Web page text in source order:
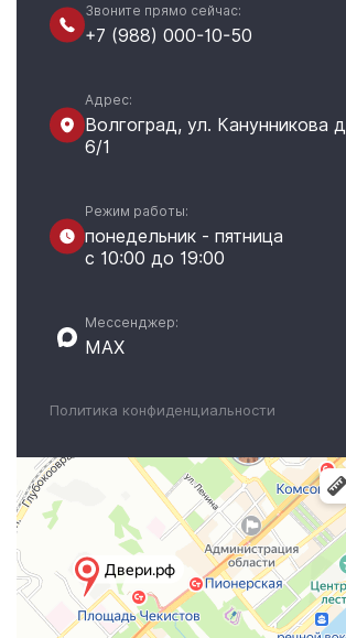
Звоните прямо сейчас:
+7 (988) 000-10-50
Адрес:
Волгоград, ул. Канунникова д
6/1
Режим работы:
понедельник - пятница
с 10:00 до 19:00
Мессенджер:
MAX
Политика конфиденциальности